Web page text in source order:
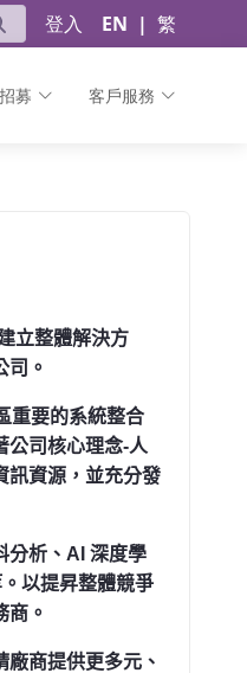
登入 EN | 繁
募 客戶服務
立整體解決方
司。
重要的系統整合
公司核心理念-人
訊資源，並充分發
析、 AI 深度學
以提昇整體競爭
商。
商提供更多元、